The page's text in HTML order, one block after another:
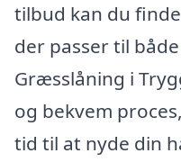
tilbud kan du
der passer til
Græsslåning i
og bekvem
tid til at nyde din